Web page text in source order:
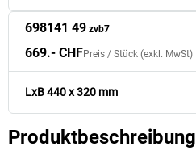
698141 49 zvb7
669.- CHFPreis / Stück (exkl. MwSt)
LxB 440 x 320 mm
Produktbeschreibung